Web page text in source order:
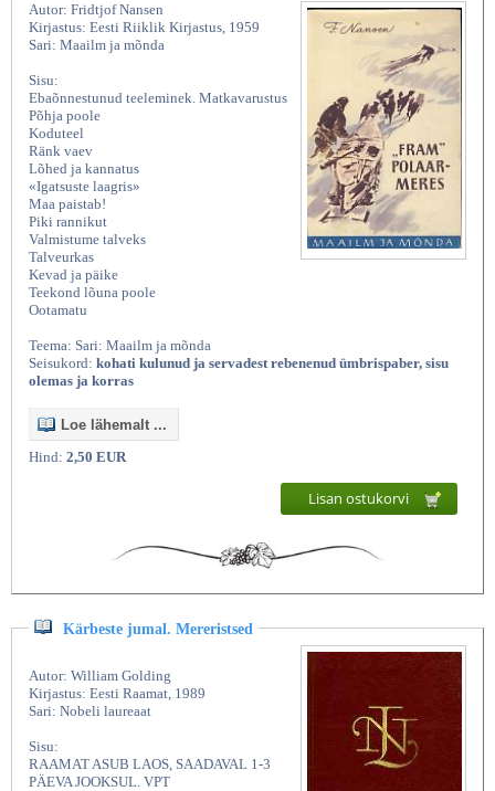
Kasutatud raamatud | Vanaraamatee
Autor: Fridtjof Nansen
Kirjastus: Eesti Riiklik Kirjastus, 1959
Sari: Maailm ja mõnda
Sisu:
Ebaõnnestunud teeleminek. Matkavarustus
Põhja poole
Koduteel
Ränk vaev
Lõhed ja kannatus
«Igatsuste laagris»
Maa paistab!
Piki rannikut
Valmistume talveks
Talveurkas
Kevad ja päike
Teekond lõuna poole
Ootamatu
Teema: Sari: Maailm ja mõnda
Seisukord: kohati kulunud ja servadest rebenenud ümbrispaber, sisu
olemas ja korras
Loe lähemalt ...
Hind: 2,50 EUR
Lisan ostukorvi
Kärbeste jumal. Mereristsed
Autor: William Golding
Kirjastus: Eesti Raamat, 1989
Sari: Nobeli laureaat
Sisu:
RAAMAT ASUB LAOS, SAADAVAL 1-3
PÄEVA JOOKSUL. VPT